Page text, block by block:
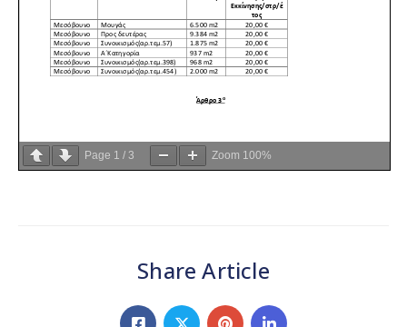
Page 1 / 3 Zoom 100%
Share Article